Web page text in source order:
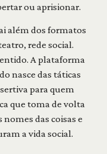
ou aprisionar.
além dos formatos
rede social.
A plataforma
nasce das táticas
para quem
que toma de volta
das coisas e
a vida social.